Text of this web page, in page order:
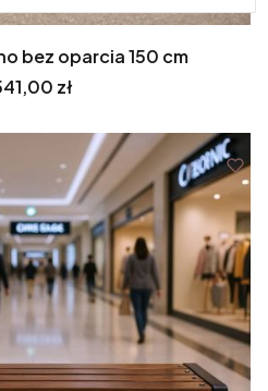
bez oparcia 150 cm
zł